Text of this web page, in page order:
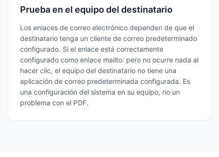
Prueba en el equipo del destinatario
Los enlaces de correo electrónico dependen de que el
destinatario tenga un cliente de correo predeterminado
configurado. Si el enlace está correctamente
configurado como enlace mailto: pero no ocurre nada al
hacer clic, el equipo del destinatario no tiene una
aplicación de correo predeterminada configurada. Es
una configuración del sistema en su equipo, no un
problema con el PDF.